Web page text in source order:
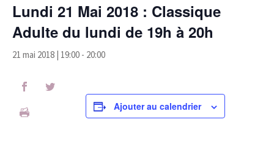
Lundi 21 Mai 2018 : Classique
Adulte du lundi de 19h à 20h
21 mai 2018 | 19:00 - 20:00
Ajouter au calendrier